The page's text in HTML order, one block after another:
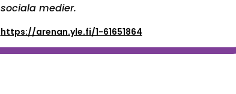
sociala medier.
https://arenan.yle.fi/1-61651864